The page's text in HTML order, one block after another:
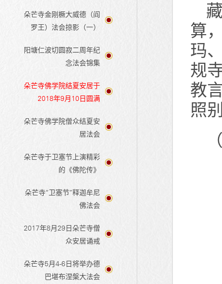
算
玛
规
教
照
朵芒寺金刚橛大威德（阎
罗王）法会掠影（一）
阳塘仁波切圆寂二周年纪
念法会锦集
朵芒寺佛学院结夏安居于
2018年9月10日圆满
朵芒寺佛学院僧众结夏安
居法会
朵芒寺于卫塞节上演精彩
的《佛陀传》
朵芒寺“卫塞节”释迦牟尼
佛法会
2017年8月29日朵芒寺僧
众安居诵戒
朵芒寺5月4-6日将举办德
巴堪布涅槃大法会